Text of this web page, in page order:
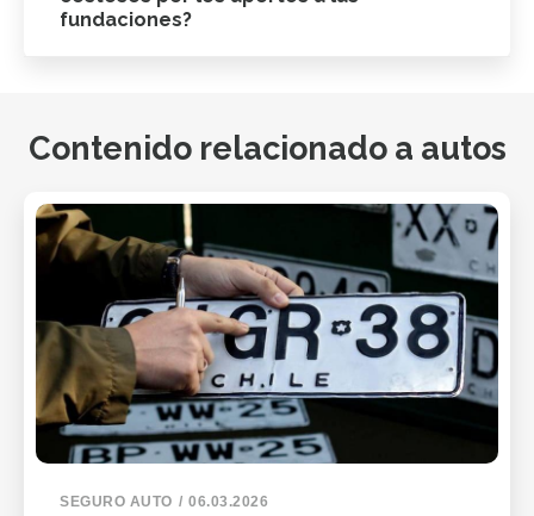
fundaciones?
Contenido relacionado a autos
SEGURO AUTO 06.03.2026